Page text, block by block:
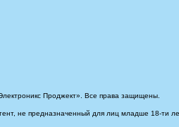
Проджект». Все права защищены.
не предназначенный для лиц младше 18-ти